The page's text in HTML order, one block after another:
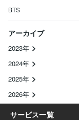
BTS
アーカイブ
2023年
2024年
2025年
2026年